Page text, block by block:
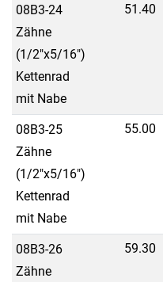
08B3-24
Zähne
(1/2"x5/16")
Kettenrad
mit Nabe
51.40
08B3-25
Zähne
(1/2"x5/16")
Kettenrad
mit Nabe
55.00
08B3-26
Zähne
59.30